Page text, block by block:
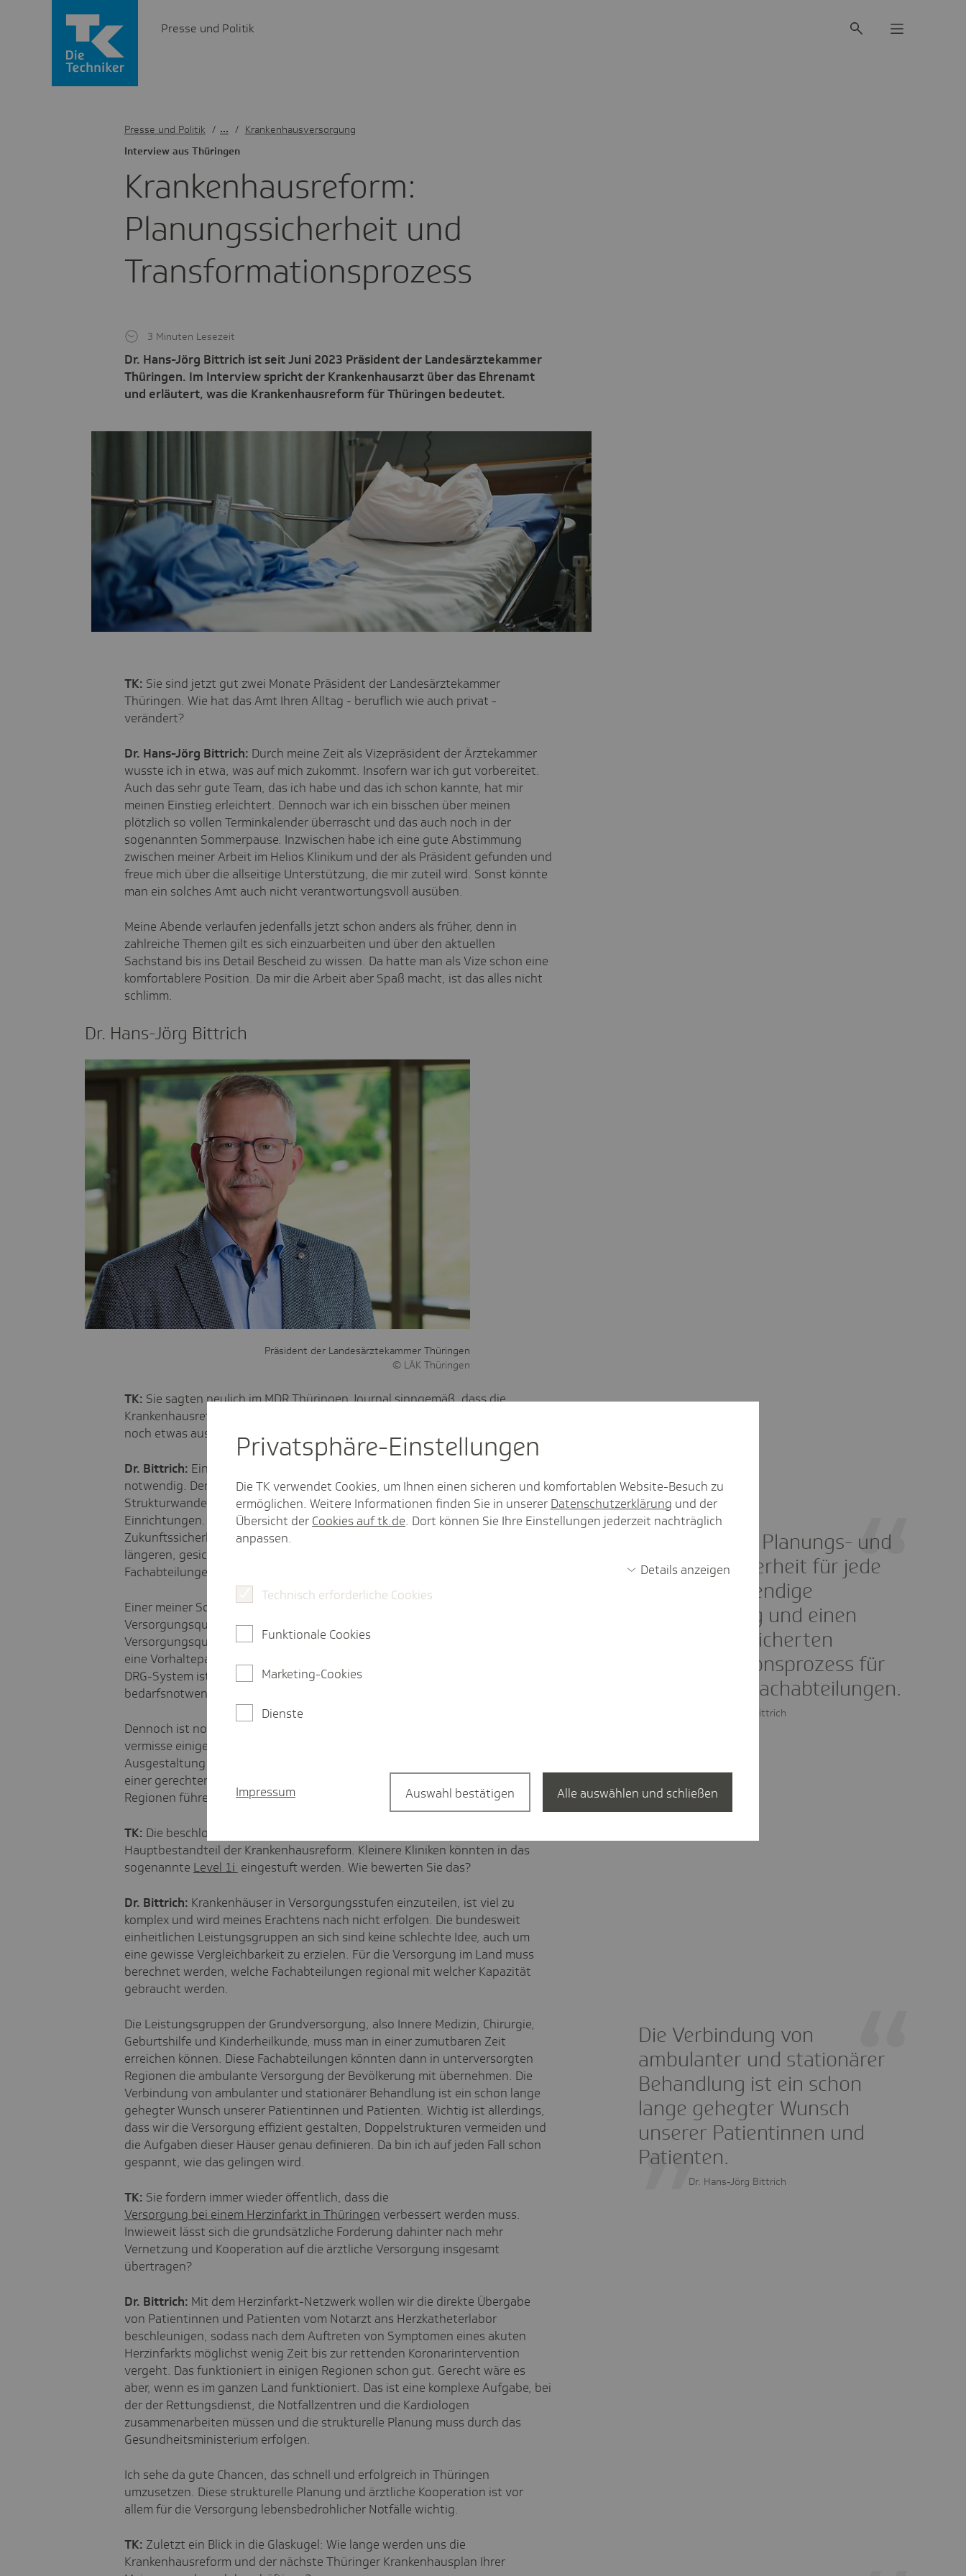
Presse und Politik
Kran­ken­haus­re­form:
Planungs­si­cher­heit und
Trans­for­ma­ti­ons­pro­zess
Inter­view aus Thüringen
Dr. Hans-Jörg Bittrich ist seit Juni 2023 Präsident der Landesärztekammer
Thüringen. Im Interview spricht der Krankenhausarzt über das Ehrenamt
und erläutert, was die Krankenhausreform für Thüringen bedeutet.
3 Minuten Lesezeit
Presse und Politik / Krankenhausversorgung
TK: Sie sind jetzt gut zwei Monate Präsident der Landesärztekammer
Thüringen. Wie hat das Amt Ihren Alltag - beruflich wie auch privat -
verändert?
Dr. Hans-Jörg Bittrich: Durch meine Zeit als Vizepräsident der Ärztekammer
wusste ich in etwa, was auf mich zukommt. Insofern war ich gut vorbereitet.
Auch das sehr gute Team, das ich habe und das ich schon kannte, hat mir
meinen Einstieg erleichtert. Dennoch war ich ein bisschen über meinen
plötzlich so vollen Terminkalender überrascht und das auch noch in der
sogenannten Sommerpause. Inzwischen habe ich eine gute Abstimmung
zwischen meiner Arbeit im Helios Klinikum und der als Präsident gefunden und
freue mich über die allseitige Unterstützung, die mir zuteil wird. Sonst könnte
man ein solches Amt auch nicht verantwortungsvoll ausüben.
Meine Abende verlaufen jedenfalls jetzt schon anders als früher, denn in
zahlreiche Themen gilt es sich einzuarbeiten und über den aktuellen
Sachstand bis ins Detail Bescheid zu wissen. Da hatte man als Vize schon eine
komfortablere Position. Da mir die Arbeit aber Spaß macht, ist das alles nicht
schlimm.
Dr. Hans-Jörg Bittrich
Präsident der Landesärztekammer Thüringen
LÄK Thüringen
TK: Sie sagten neulichim MDR Thüringen Journalsinngemäß, dass die
Krankenhausreform gute Chancen für Thüringen bietet. Können Sie das bitte
noch etwas ausführen?
Dr. Bittrich: Eine Krankenhausreform ist aus unserer Sicht dringend
notwendig. Den Krankenhäusern geht es wirtschaftlich schlecht. Den kalten
Strukturwandel erleben wir schon bei einer Vielzahl geburtshilflicher
Einrichtungen. Konkret heißt das, wir brauchen Planungs- und
Zukunftssicherheit für jede bedarfsnotwendige Fachabteilung und einen
längeren, gesicherten Transformationsprozess für die anderen
Fachabteilungen.
Einer meiner Schwerpunkte der Kammerarbeit war bisher immer die
Versorgungsqualität gewesen und die Reform zielt auf die Verbesserung der
Versorgungsqualität. Die Finanzierung der Krankenhäuser zu 60 Prozent über
eine Vorhaltepauschale und die Verringerung der Fehlsteuerung durch das
DRG-System ist eine Chance für die Krankenhäuser, das, was
bedarfsnotwendig ist, in guter Qualität zu leisten.
Wir brauchen Planungs- und
Zukunftssicherheit für jede
bedarfsnotwendige
Fachabteilung und einen
längeren, gesicherten
Transformationsprozess für
die anderen Fachabteilungen.
Dr. Hans-Jörg Bittrich
Dennoch ist noch vieles bei der Krankenhausreform unkonkret und ich
vermisse einige Dinge wie die Frage der ärztlichen Weiterbildung. Die
Ausgestaltung der Krankenhausreform muss in unserem Land erfolgen und zu
einer gerechten Versorgungssituation in den Städten und ländlichen
Regionen führen.
TK: Die beschlossenen bundesweit einheitlichen Leistungsgruppen sind ein
Hauptbestandteil der Krankenhausreform. Kleinere Kliniken könnten in das
sogenannte Level 1i eingestuft werden. Wie bewerten Sie das?
Dr. Bittrich: Krankenhäuser in Versorgungsstufen einzuteilen, ist viel zu
komplex und wird meines Erachtens nach nicht erfolgen. Die bundesweit
einheitlichen Leistungsgruppen an sich sind keine schlechte Idee, auch um
eine gewisse Vergleichbarkeit zu erzielen. Für die Versorgung im Land muss
berechnet werden, welche Fachabteilungen regional mit welcher Kapazität
gebraucht werden.
Die Leistungsgruppen der Grundversorgung, also Innere Medizin, Chirurgie,
Geburtshilfe und Kinderheilkunde, muss man in einer zumutbaren Zeit
erreichen können. Diese Fachabteilungen könnten dann in unterversorgten
Regionen die ambulante Versorgung der Bevölkerung mit übernehmen. Die
Verbindung von ambulanter und stationärer Behandlung ist ein schon lange
gehegter Wunsch unserer Patientinnen und Patienten. Wichtig ist allerdings,
dass wir die Versorgung effizient gestalten, Doppelstrukturen vermeiden und
die Aufgaben dieser Häuser genau definieren. Da bin ich auf jeden Fall schon
gespannt, wie das gelingen wird.
Die Verbindung von
ambulanter und stationärer
Behandlung ist ein schon
lange gehegter Wunsch
unserer Patientinnen und
Patienten.
Dr. Hans-Jörg Bittrich
TK: Sie fordern immer wieder öffentlich, dass die
Versorgung bei einem Herzinfarkt in Thüringen verbessert werden muss.
Inwieweit lässt sich die grundsätzliche Forderung dahinter nach mehr
Vernetzung und Kooperation auf die ärztliche Versorgung insgesamt
übertragen?
Dr. Bittrich: Mit dem Herzinfarkt-Netzwerk wollen wir die direkte Übergabe
von Patientinnen und Patienten vom Notarzt ans Herzkatheterlabor
beschleunigen, sodass nach dem Auftreten von Symptomen eines akuten
Herzinfarkts möglichst wenig Zeit bis zur rettenden Koronarintervention
vergeht. Das funktioniert in einigen Regionen schon gut. Gerecht wäre es
aber, wenn es im ganzen Land funktioniert. Das ist eine komplexe Aufgabe, bei
der der Rettungsdienst, die Notfallzentren und die Kardiologen
zusammenarbeiten müssen und die strukturelle Planung muss durch das
Gesundheitsministerium erfolgen.
Ich sehe da gute Chancen, das schnell und erfolgreich in Thüringen
umzusetzen. Diese strukturelle Planung und ärztliche Kooperation ist vor
allem für die Versorgung lebensbedrohlicher Notfälle wichtig.
TK: Zuletzt ein Blick in die Glaskugel: Wie lange werden uns die
Krankenhausreform und der nächste Thüringer Krankenhausplan Ihrer
Privat­sphäre-Einstel­lungen
Die TK verwendet Cookies, um Ihnen einen sicheren und komfortablen Website-Besuch zu
ermöglichen. Weitere Informationen finden Sie in unserer Datenschutzerklärung und der
Übersicht der Cookies auf tk.de. Dort können Sie Ihre Einstellungen jederzeit nachträglich
anpassen.
Details anzeigen
Technisch erforderliche Cookies
Funktionale Cookies
Marketing-Cookies
Dienste
Impressum Auswahl bestätigen Alle auswählen und schließen